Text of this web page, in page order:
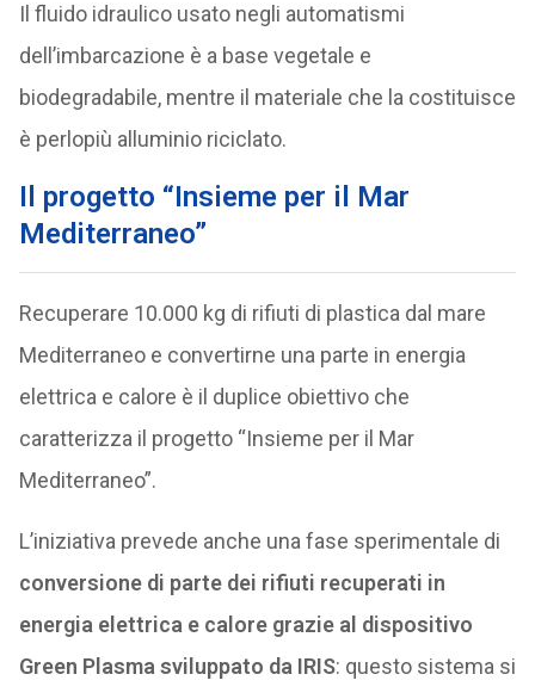
Il fluido idraulico usato negli automatismi
dell’imbarcazione è a base vegetale e
biodegradabile, mentre il materiale che la costituisce
è perlopiù alluminio riciclato.
Il progetto “Insieme per il Mar
Mediterraneo”
Recuperare 10.000 kg di rifiuti di plastica dal mare
Mediterraneo e convertirne una parte in energia
elettrica e calore è il duplice obiettivo che
caratterizza il progetto “Insieme per il Mar
Mediterraneo”.
L’iniziativa prevede anche una fase sperimentale di
conversione di parte dei rifiuti recuperati in
energia elettrica e calore grazie al dispositivo
Green Plasma sviluppato da IRIS: questo sistema si